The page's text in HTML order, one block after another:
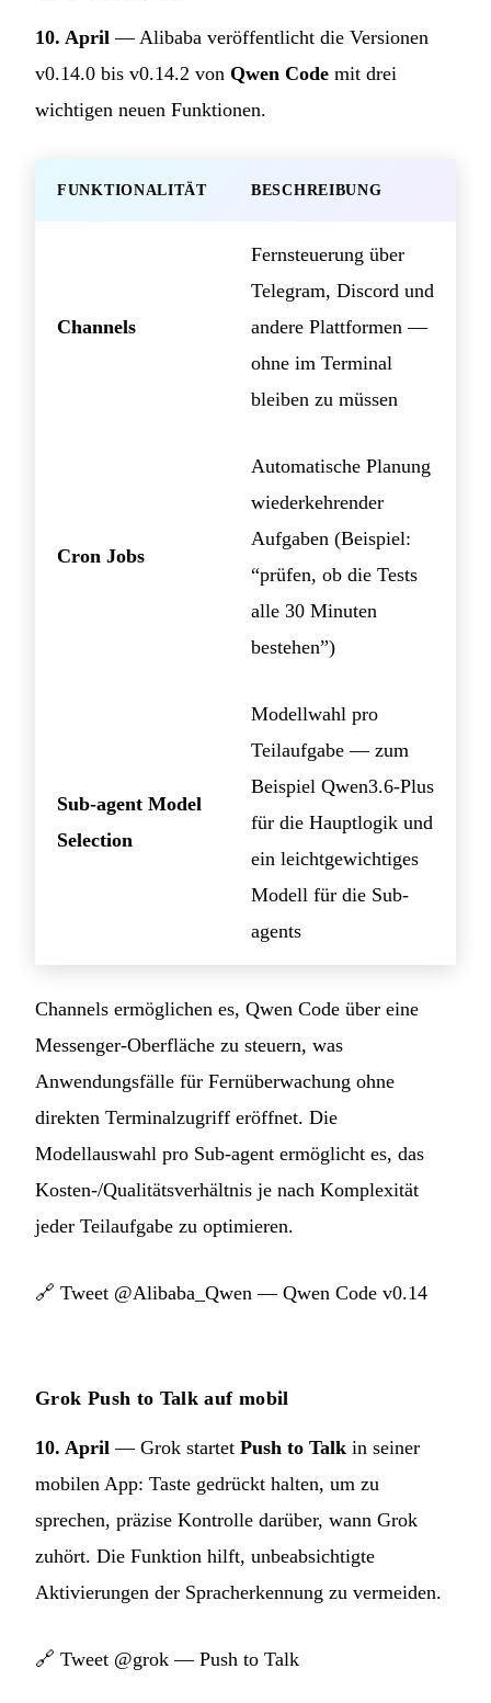
10. April — Alibaba veröffentlicht die Versionen
v0.14.0 bis v0.14.2 von Qwen Code mit drei
wichtigen neuen Funktionen.
FUNKTIONALITÄT BESCHREIBUNG
Channels
Fernsteuerung über
Telegram, Discord und
andere Plattformen —
ohne im Terminal
bleiben zu müssen
Cron Jobs
Automatische Planung
wiederkehrender
Aufgaben (Beispiel:
“prüfen, ob die Tests
alle 30 Minuten
bestehen”)
Sub-agent Model
Selection
Modellwahl pro
Teilaufgabe — zum
Beispiel Qwen3.6-Plus
für die Hauptlogik und
ein leichtgewichtiges
Modell für die Sub-
agents
Channels ermöglichen es, Qwen Code über eine
Messenger-Oberfläche zu steuern, was
Anwendungsfälle für Fernüberwachung ohne
direkten Terminalzugriff eröffnet. Die
Modellauswahl pro Sub-agent ermöglicht es, das
Kosten-/Qualitätsverhältnis je nach Komplexität
jeder Teilaufgabe zu optimieren.
🔗 Tweet @Alibaba_Qwen — Qwen Code v0.14
Grok Push to Talk auf mobil
10. April — Grok startet Push to Talk in seiner
mobilen App: Taste gedrückt halten, um zu
sprechen, präzise Kontrolle darüber, wann Grok
zuhört. Die Funktion hilft, unbeabsichtigte
Aktivierungen der Spracherkennung zu vermeiden.
🔗 Tweet @grok — Push to Talk